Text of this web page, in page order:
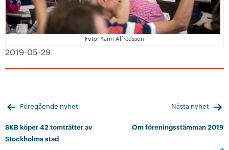
Foto: Karin Alfredsson
2019-05-29
Inläggsnavigering
Föregående nyhet
SKB köper 42 tomträtter av
Stockholms stad
Nästa nyhet
Om föreningsstämman 2019